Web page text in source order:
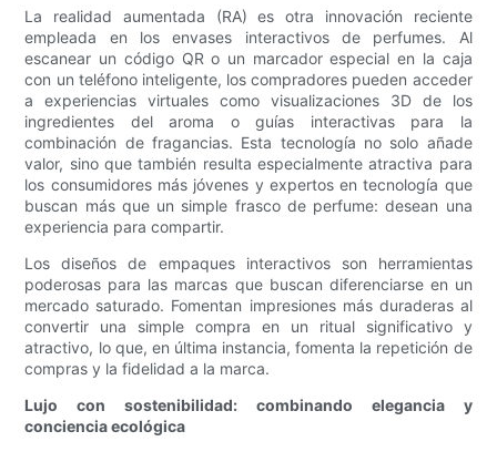
La realidad aumentada (RA) es otra innovación reciente
empleada en los envases interactivos de perfumes. Al
escanear un código QR o un marcador especial en la caja
con un teléfono inteligente, los compradores pueden acceder
a experiencias virtuales como visualizaciones 3D de los
ingredientes del aroma o guías interactivas para la
combinación de fragancias. Esta tecnología no solo añade
valor, sino que también resulta especialmente atractiva para
los consumidores más jóvenes y expertos en tecnología que
buscan más que un simple frasco de perfume: desean una
experiencia para compartir.
Los diseños de empaques interactivos son herramientas
poderosas para las marcas que buscan diferenciarse en un
mercado saturado. Fomentan impresiones más duraderas al
convertir una simple compra en un ritual significativo y
atractivo, lo que, en última instancia, fomenta la repetición de
compras y la fidelidad a la marca.
Lujo con sostenibilidad: combinando elegancia y
conciencia ecológica